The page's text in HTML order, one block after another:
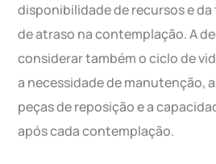
disponibilidade de recursos e
de atraso na contemplação. A
considerar também o ciclo de
a necessidade de manutenção,
peças de reposição e a
após cada contemplação.